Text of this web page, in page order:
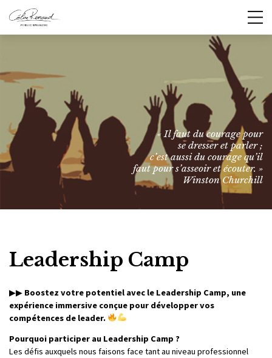
« Il faut du courage pour
se dresser et parler ;
c’est aussi du courage qu’il
faut pour s’asseoir et écouter. »
Winston Churchill
Leadership Camp
▶▶ Boostez votre potentiel avec le Leadership Camp, une
expérience immersive conçue pour développer vos
compétences de leader.
Pourquoi participer au Leadership Camp ?
Les défis auxquels nous faisons face tant au niveau professionnel